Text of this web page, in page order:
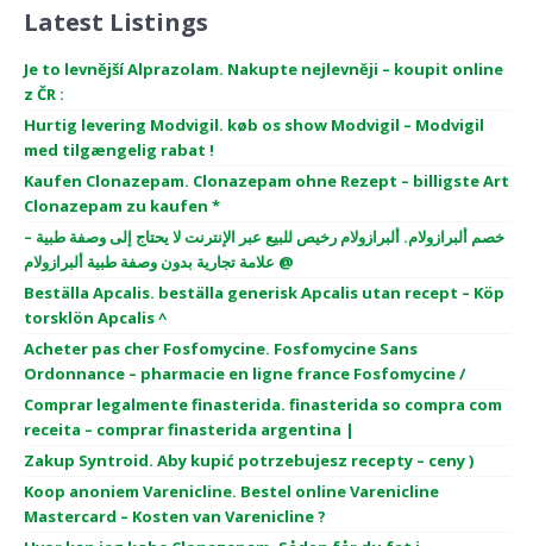
Latest Listings
Je to levnější Alprazolam. Nakupte nejlevněji – koupit online
z ČR :
Hurtig levering Modvigil. køb os show Modvigil – Modvigil
med tilgængelig rabat !
Kaufen Clonazepam. Clonazepam ohne Rezept – billigste Art
Clonazepam zu kaufen *
خصم ألبرازولام. ألبرازولام رخيص للبيع عبر الإنترنت لا يحتاج إلى وصفة طبية –
علامة تجارية بدون وصفة طبية ألبرازولام @
Beställa Apcalis. beställa generisk Apcalis utan recept – Köp
torsklön Apcalis ^
Acheter pas cher Fosfomycine. Fosfomycine Sans
Ordonnance – pharmacie en ligne france Fosfomycine /
Comprar legalmente finasterida. finasterida so compra com
receita – comprar finasterida argentina |
Zakup Syntroid. Aby kupić potrzebujesz recepty – ceny )
Koop anoniem Varenicline. Bestel online Varenicline
Mastercard – Kosten van Varenicline ?